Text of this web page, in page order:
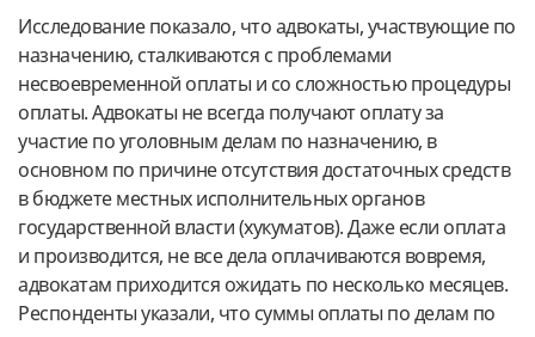
Исследование показало, что адвокаты, участвующие по
назначению, сталкиваются с проблемами
несвоевременной оплаты и со сложностью процедуры
оплаты. Адвокаты не всегда получают оплату за
участие по уголовным делам по назначению, в
основном по причине отсутствия достаточных средств
в бюджете местных исполнительных органов
государственной власти (хукуматов). Даже если оплата
и производится, не все дела оплачиваются вовремя,
адвокатам приходится ожидать по несколько месяцев.
Респонденты указали, что суммы оплаты по делам по